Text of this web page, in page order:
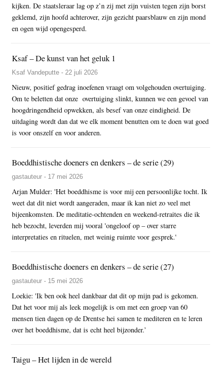
kijken. De staatsleraar lag op z’n zij met zijn vuisten tegen zijn borst
geklemd, zijn hoofd achterover, zijn gezicht paarsblauw en zijn mond
en ogen wijd opengesperd.
Ksaf – De kunst van het geluk 1
Ksaf Vandeputte - 22 juli 2026
Nieuw, positief gedrag inoefenen vraagt om volgehouden overtuiging.
Om te beletten dat onze overtuiging slinkt, kunnen we een gevoel van
hoogdringendheid opwekken, als besef van onze eindigheid. De
uitdaging wordt dan dat we elk moment benutten om te doen wat goed
is voor onszelf en voor anderen.
Boeddhistische doeners en denkers – de serie (29)
gastauteur - 17 mei 2026
Arjan Mulder: 'Het boeddhisme is voor mij een persoonlijke tocht. Ik
weet dat dit niet wordt aangeraden, maar ik kan niet zo veel met
bijeenkomsten. De meditatie-ochtenden en weekend-retraites die ik
heb bezocht, leverden mij vooral 'ongeloof op – over starre
interpretaties en rituelen, met weinig ruimte voor gesprek.'
Boeddhistische doeners en denkers – de serie (27)
gastauteur - 15 mei 2026
Loekie: 'Ik ben ook heel dankbaar dat dit op mijn pad is gekomen.
Dat het voor mij als leek mogelijk is om met een groep van 60
mensen tien dagen op de Drentse hei samen te mediteren en te leren
over het boeddhisme, dat is echt heel bijzonder.’
Taigu – Het lijden in de wereld